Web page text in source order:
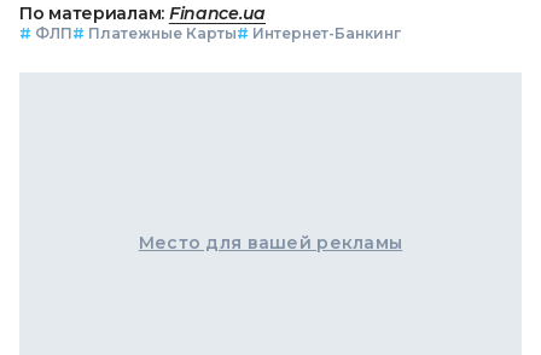
По материалам: Finance.ua
# ФЛП# Платежные Карты# Интернет-Банкинг
Место для вашей рекламы